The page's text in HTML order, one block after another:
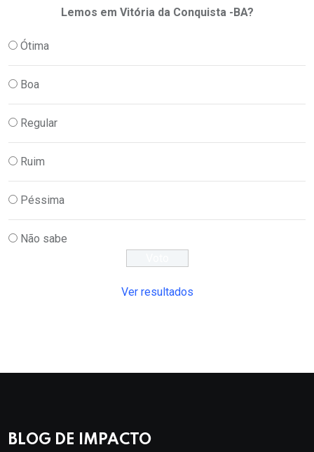
Lemos em Vitória da Conquista -BA?
Ótima
Boa
Regular
Ruim
Péssima
Não sabe
Ver resultados
BLOG DE IMPACTO